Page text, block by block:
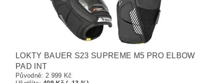
LOKTY BAUER S23 SUPREME M5 PRO ELBOW
PAD INT
Původně: 2 999 Kč